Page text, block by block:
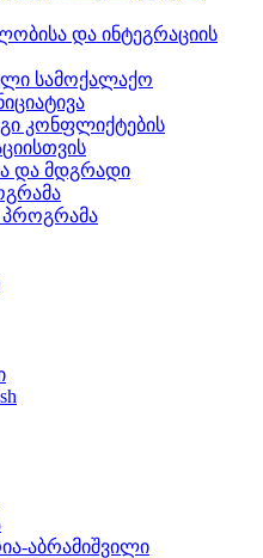
და ინტეგრაციის
სამოქალაქო
კონფლიქტების
და მდგრადი
პროგრამა
აბრამიშვილი